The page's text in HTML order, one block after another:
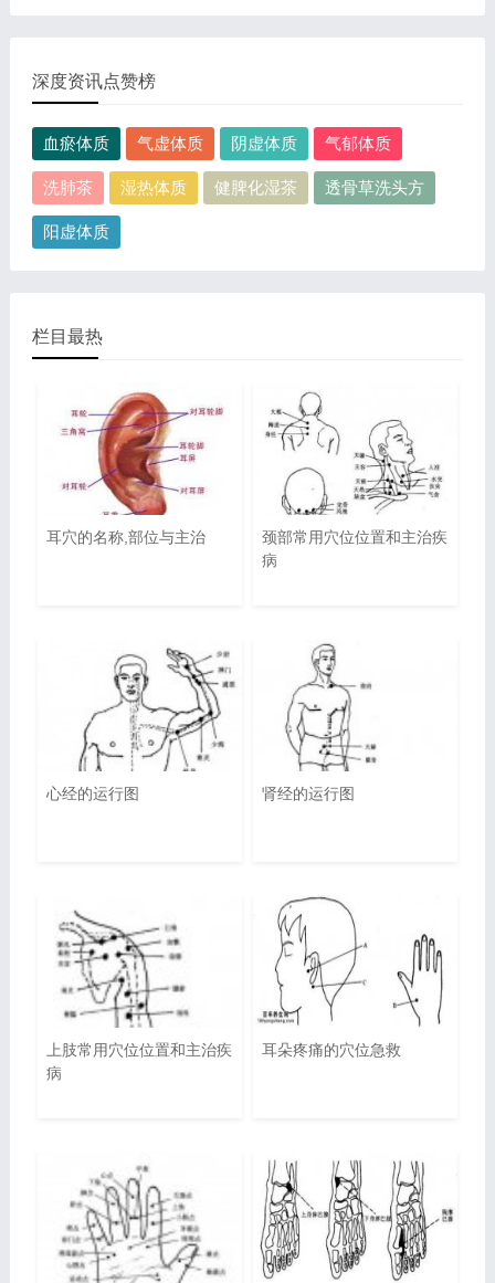
深度资讯点赞榜
血瘀体质 气虚体质 阴虚体质 气郁体质
洗肺茶 湿热体质 健脾化湿茶 透骨草洗头方
阳虚体质
栏目最热
耳穴的名称,部位与主治
颈部常用穴位位置和主治疾
病
心经的运行图 肾经的运行图
上肢常用穴位位置和主治疾
病
耳朵疼痛的穴位急救